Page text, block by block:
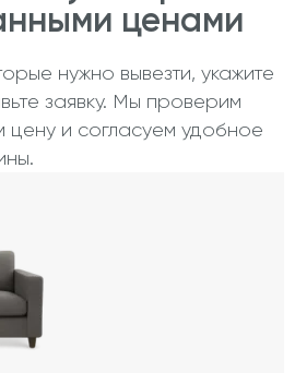
ценами
нужно вывезти, укажите
заявку. Мы проверим
цену и согласуем удобное